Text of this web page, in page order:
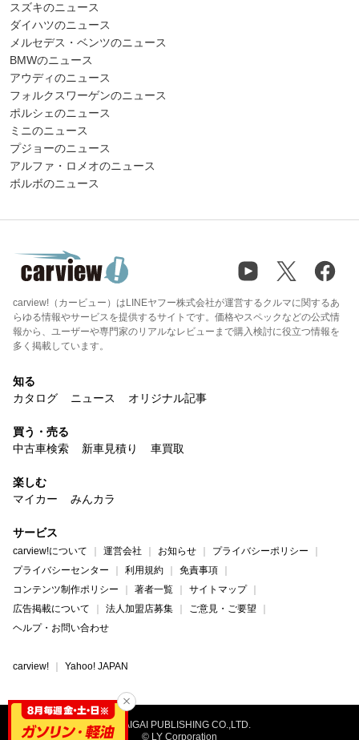
スズキのニュース
ダイハツのニュース
メルセデス・ベンツのニュース
BMWのニュース
アウディのニュース
フォルクスワーゲンのニュース
ポルシェのニュース
ミニのニュース
プジョーのニュース
アルファ・ロメオのニュース
ボルボのニュース
carview!（カービュー）はLINEヤフー株式会社が運営するクルマに関するあ
らゆる情報やサービスを提供するサイトです。価格やスペックなどの公式情
報から、ユーザーや専門家のリアルなレビューまで購入検討に役立つ情報を
多く掲載しています。
知る
カタログ
ニュース オリジナル記事
買う・売る
中古車検索
新車見積り 車買取
楽しむ
マイカー
みんカラ
サービス
carview!について 運営会社 お知らせ
プライバシーポリシー
プライバシーセンター
利用規約
免責事項
コンテンツ制作ポリシー
著者一覧
サイトマップ
広告掲載について
法人加盟店募集
ご意見・ご要望
ヘルプ・お問い合わせ
carview! Yahoo! JAPAN
©NAIGAI PUBLISHING CO.,LTD.
© LY Corporation